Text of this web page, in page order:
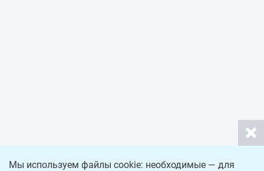
Мы используем файлы cookie: необходимые — для